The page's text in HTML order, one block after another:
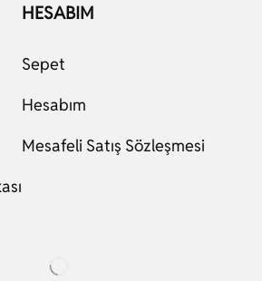
HESABIM
Sepet
Hesabım
Mesafeli Satış Sözleşmesi